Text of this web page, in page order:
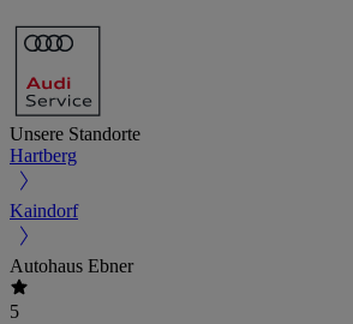
Unsere Standorte
Hartberg
Kaindorf
Autohaus Ebner
5